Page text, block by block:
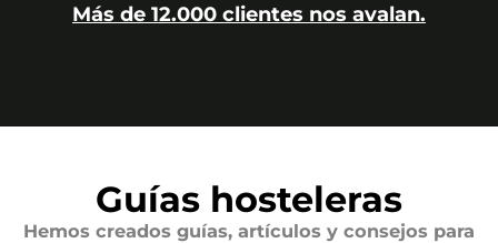
Más de 12.000 clientes nos avalan.
Guías hosteleras
Hemos creados guías, artículos y consejos para